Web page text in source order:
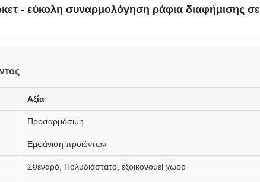
- εύκολη συναρμολόγηση ράφια διαφήμισης σε
Αξία
Προσαρμόσιμη
Εμφάνιση προϊόντων
Σθεναρό, Πολυδιάστατο, εξοικονομεί χώρο